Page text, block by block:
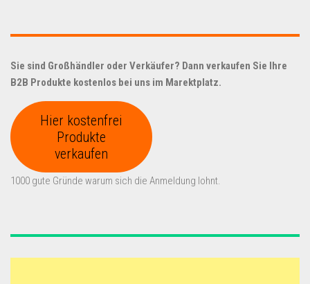
Sie sind Großhändler oder Verkäufer? Dann verkaufen Sie Ihre
B2B Produkte kostenlos bei uns im Marektplatz.
Hier kostenfrei
Produkte
verkaufen
1000 gute Gründe warum sich die Anmeldung lohnt.